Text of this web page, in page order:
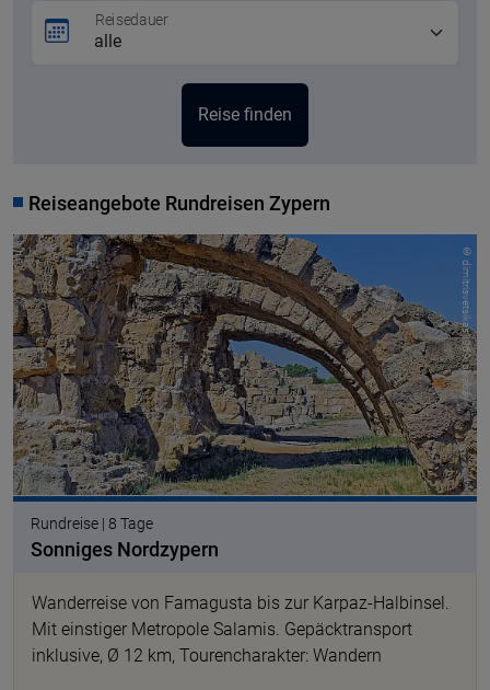
Reisedauer
Reiseangebote Rundreisen Zypern
© dimitrisvetsikas1969, pixabay
Rundreise | 8 Tage
Sonniges Nordzypern
Wanderreise von Famagusta bis zur Karpaz-Halbinsel.
Mit einstiger Metropole Salamis. Gepäcktransport
inklusive, Ø 12 km, Tourencharakter: Wandern